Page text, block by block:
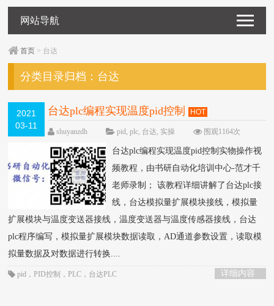
网站导航
首页 > 台达
分类目录归档： 台达
2021
03-11
台达plc编程实现温度pid控制 HOT
shuyanzdh pid,plc, 台达, 实操
围观1164次
台达plc编程实现温度pid控制实物操作视
频教程，由书研自动化培训中心-范才千
老师录制； 该教程详细讲解了台达plc接
线，台达模拟量扩展模块接线，模拟量
扩展模块与温度变送器接线，温度变送器与温度传感器接线，台达
plc程序编写，模拟量扩展模块数据读取，AD通道参数设置，读取模
拟量数据及对数据进行转换....
详细内容
pid ，PID控制 ，PLC ， 台达PLC